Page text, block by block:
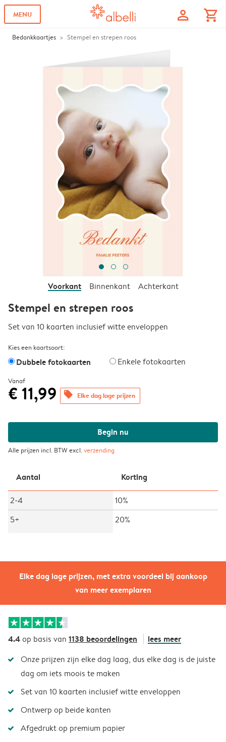
MENU profile shopping_cart
Bedankkaartjes Stempel en strepen roos
Elke dag lage prijzen, met extra voordeel bij aankoop
van meer exemplaren
Voorkant Binnenkant Achterkant
Stempel en strepen roos
Set van 10 kaarten inclusief witte enveloppen
Kies een kaartsoort:
Dubbele fotokaarten Enkele fotokaarten
Vanaf
€ 11,99 offers Elke dag lage prijzen
Begin nu
Alle prijzen incl. BTW excl.verzending
Aantal Korting
2-4
10%
5+
20%
4.4op basis van 1138 beoordelingen lees meer
Onze prijzen zijn elke dag laag, dus elke dag is de juiste
dag om iets moois te maken
Set van 10 kaarten inclusief witte enveloppen
Ontwerp op beide kanten
Afgedrukt op premium papier